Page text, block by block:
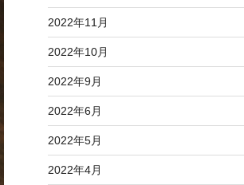
2022年11月
2022年10月
2022年9月
2022年6月
2022年5月
2022年4月